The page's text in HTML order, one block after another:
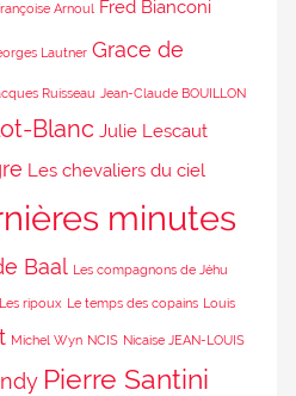
Arnoul Fred Bianconi
Lautner Grace de
Ruisseau Jean-Claude BOUILLON
Blanc Julie Lescaut
Les chevaliers du ciel
minutes
Baal Les compagnons de Jéhu
Les ripoux Le temps des copains Louis
Michel Wyn NCIS Nicaise JEAN-LOUIS
Pierre Santini